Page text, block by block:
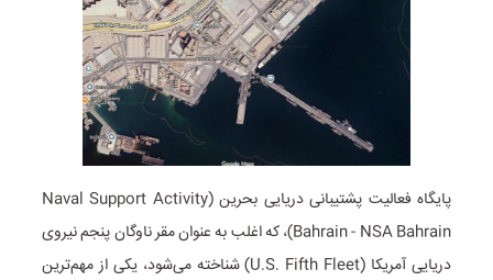
پایگاه فعالیت پشتیبانی دریایی بحرین (Naval Support Activity
Bahrain - NSA Bahrain)، که اغلب به عنوان مقر ناوگان پنجم نیروی
دریایی آمریکا (U.S. Fifth Fleet) شناخته می‌شود، یکی از مهم‌ترین